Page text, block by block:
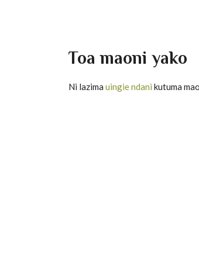
Toa maoni yako
Ni lazima uingie ndani kutuma